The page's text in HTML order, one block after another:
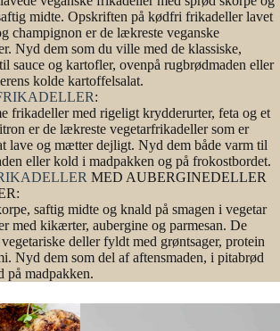
midte. Opskriften på kødfri frikadeller lavet
champignon er de lækreste veganske
Nyd dem som du ville med de klassiske,
sauce og kartofler, ovenpå rugbrødmaden eller
kolde kartoffelsalat.
:
frikadeller med rigeligt krydderurter, feta og et
er de lækreste vegetarfrikadeller som er
lave og mætter dejligt. Nyd dem både varm til
eller kold i madpakken og på frokostbordet.
MED AUBERGINEDELLER
saftig midte og knald på smagen i vegetar
med kikærter, aubergine og parmesan. De
deller fyldt med grøntsager, protein
Nyd dem som del af aftensmaden, i pitabrød
på madpakken.